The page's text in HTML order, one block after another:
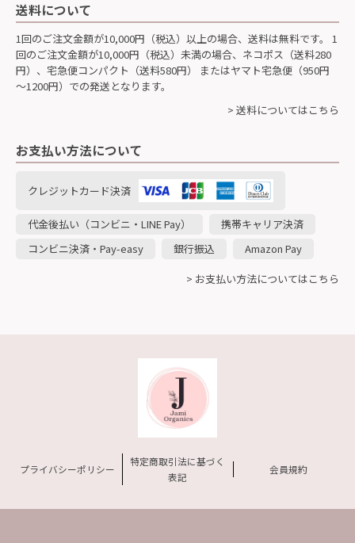
送料について
1回のご注文金額が10,000円（税込）以上の場合、送料は無料です。 1
回のご注文金額が10,000円（税込）未満の場合、ネコポス（送料280
円）、宅急便コンパクト（送料580円） またはヤマト宅急便（950円
～1200円）での発送となります。
> 送料についてはこちら
お支払い方法について
クレジットカード決済
代金後払い（コンビニ・LINE Pay）
携帯キャリア決済
コンビニ決済・Pay-easy
銀行振込
Amazon Pay
> お支払い方法についてはこちら
プライバシーポリシー
特定商取引法に基づく
表記
会員規約